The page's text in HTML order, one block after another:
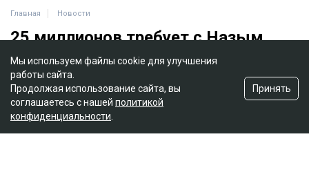
Мы используем файлы cookie для улучшения
работы сайта.
Продолжая использование сайта, вы
соглашаетесь с нашей политикой
конфиденциальности
Принять